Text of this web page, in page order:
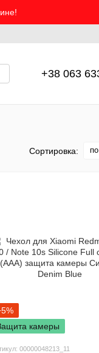
+38 063
Сортировка:
камеры
00000048213_11